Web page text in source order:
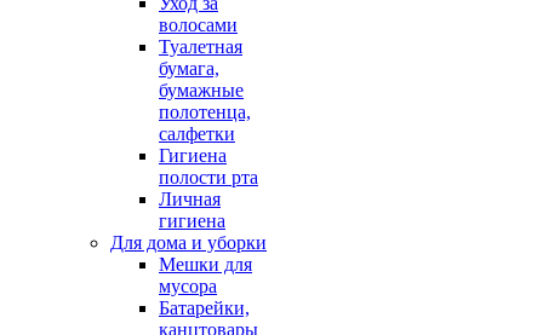
волосами
Туалетная
бумага,
бумажные
полотенца,
салфетки
Гигиена
полости рта
Личная
гигиена
Для дома и уборки
Мешки для
мусора
Батарейки,
канцтовары